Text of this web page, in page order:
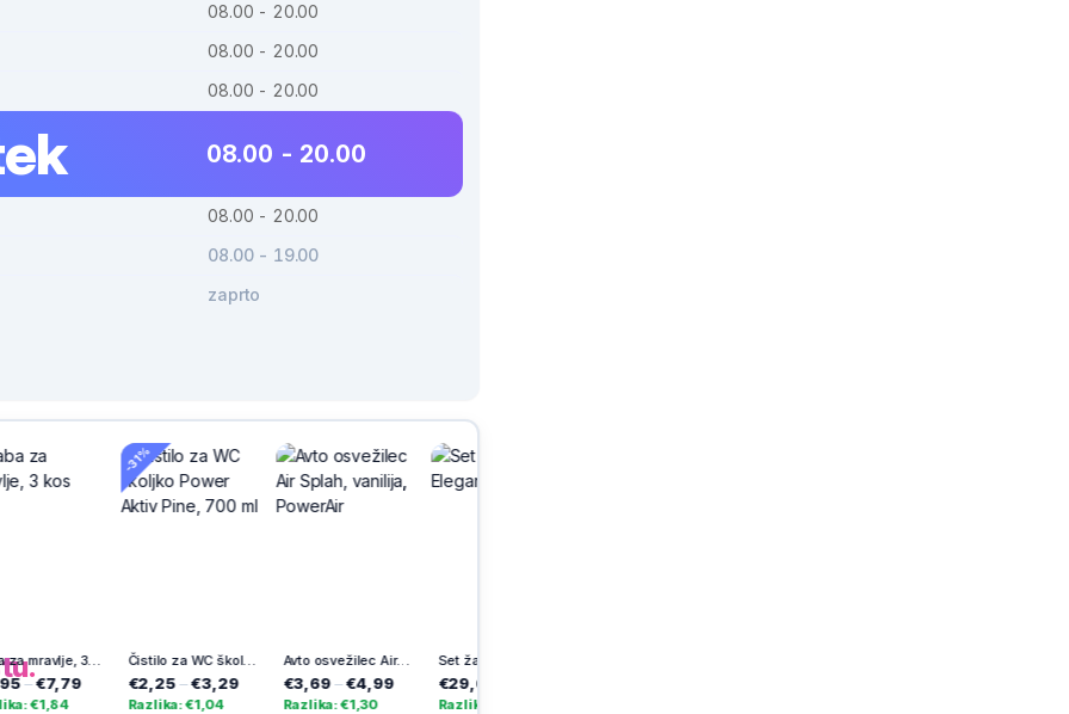
08.00 - 20.00
08.00 - 20.00
08.00 - 20.00
08.00 - 20.00
08.00 - 20.00
08.00 - 19.00
zaprto
Vaba za mravlje, 3 kos Čistilo za WC školjko Power Aktiv Pine, 700 ml
€2,25 €3,29
Razlika: €1,04
Avto osvežilec Air Splah, vanilija, PowerAir
€3,69 €4,99
Razlika: €1,30
€29,69 –€34,69
Razlika: €5,00